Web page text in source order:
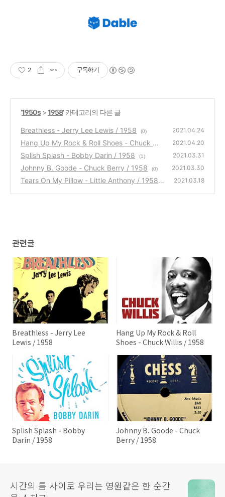
2 구독하기
'1950s>1958' 카테고리의 다른 글
Breathless - Jerry Lee Lewis / 1958 (0) 2021.04.24
Hang Up My Rock & Roll Shoes - Chuck Will
is / 1958
(0)
2021.04.20
Splish Splash - Bobby Darin / 1958 (1) 2021.03.31
Johnny B. Goode - Chuck Berry / 1958 (0) 2021.03.30
Tears On My Pillow - Little Anthony / 1958 2021.03.18
관련글
Breathless - Jerry Lee
Lewis / 1958
Hang Up My Rock & Roll
Shoes - Chuck Willis / 1958
Splish Splash - Bobby
Darin / 1958
Johnny B. Goode - Chuck
Berry / 1958
시간의 틈 사이로 우리는 영원같은 한 순간